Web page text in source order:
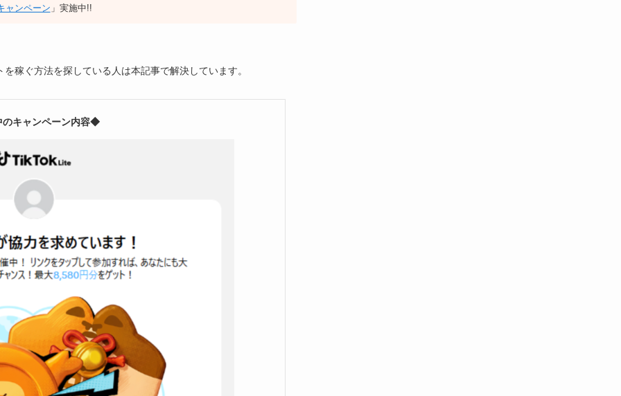
ャンペーン 」実施中!!
稼ぐ方法を探している人は本記事で解決しています。
キャンペーン内容◆